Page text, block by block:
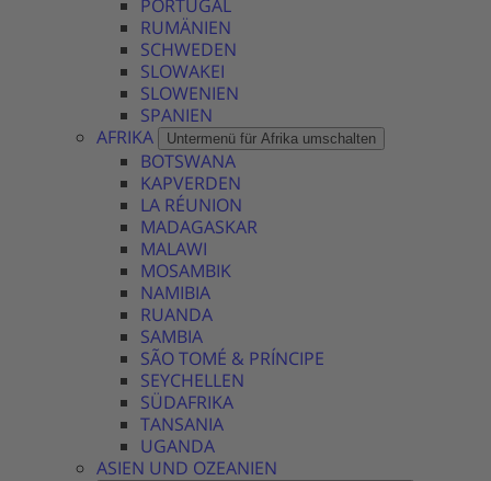
PORTUGAL
RUMÄNIEN
SCHWEDEN
SLOWAKEI
SLOWENIEN
SPANIEN
AFRIKA
Untermenü für Afrika umschalten
BOTSWANA
KAPVERDEN
LA RÉUNION
MADAGASKAR
MALAWI
MOSAMBIK
NAMIBIA
RUANDA
SAMBIA
SÃO TOMÉ & PRÍNCIPE
SEYCHELLEN
SÜDAFRIKA
TANSANIA
UGANDA
ASIEN UND OZEANIEN